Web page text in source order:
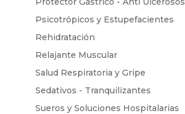
Psicotrópicos y Estupefacientes
Rehidratación
Relajante Muscular
Salud Respiratoria y Gripe
Sedativos - Tranquilizantes
Sueros y Soluciones Hospitalarias